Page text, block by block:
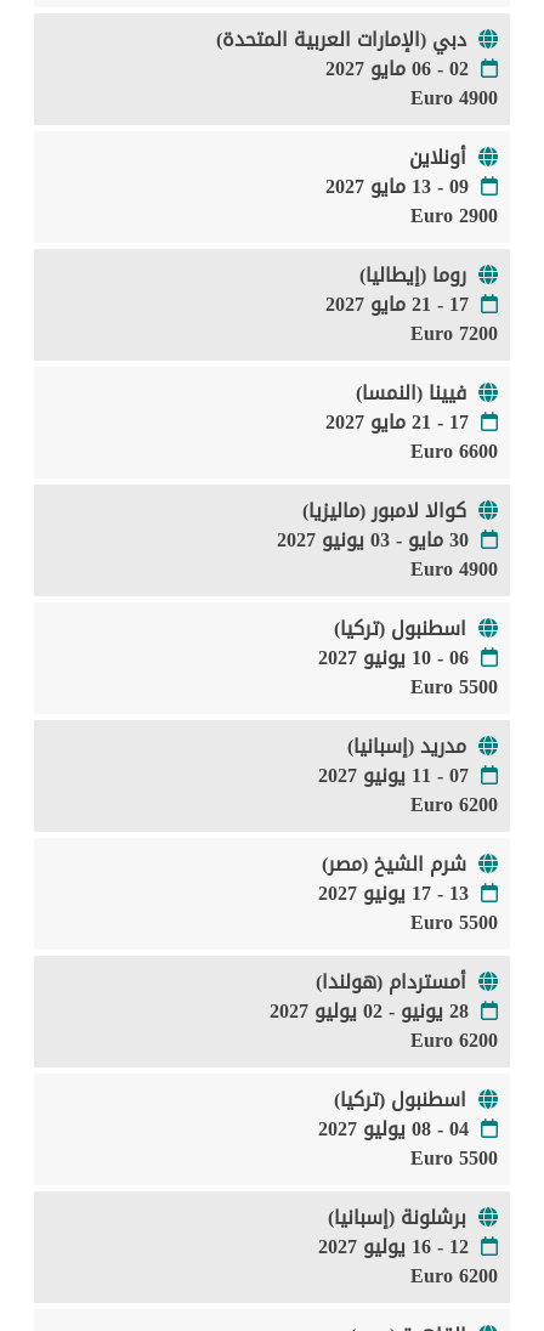
دبي (الإمارات العربية المتحدة)
02 - 06 مايو 2027
4900 Euro
أونلاين
09 - 13 مايو 2027
2900 Euro
روما (إيطاليا)
17 - 21 مايو 2027
7200 Euro
فيينا (النمسا)
17 - 21 مايو 2027
6600 Euro
كوالا لامبور (ماليزيا)
30 مايو - 03 يونيو 2027
4900 Euro
اسطنبول (تركيا)
06 - 10 يونيو 2027
5500 Euro
مدريد (إسبانيا)
07 - 11 يونيو 2027
6200 Euro
شرم الشيخ (مصر)
13 - 17 يونيو 2027
5500 Euro
أمستردام (هولندا)
28 يونيو - 02 يوليو 2027
6200 Euro
اسطنبول (تركيا)
04 - 08 يوليو 2027
5500 Euro
برشلونة (إسبانيا)
12 - 16 يوليو 2027
6200 Euro